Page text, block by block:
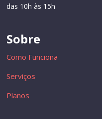
das 10h às 15h
Sobre
Como Funciona
Serviços
Planos